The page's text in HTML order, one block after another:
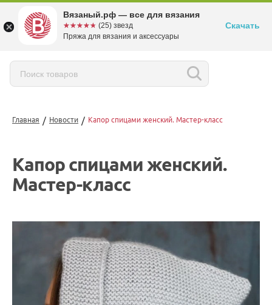
Главная / Новости / Капор спицами женский. Мастер-класс
Капор спицами женский.
Мастер-класс
Вязаный.рф — все для вязания
☆☆☆☆☆
★★★★★ (25) звезд
Пряжа для вязания и аксессуары
Скачать